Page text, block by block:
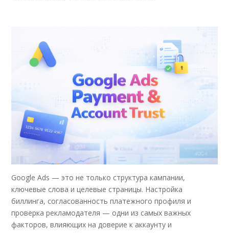
Google Ads — это не только структура кампании,
ключевые слова и целевые страницы. Настройка
биллинга, согласованность платежного профиля и
проверка рекламодателя — одни из самых важных
факторов, влияющих на доверие к аккаунту и